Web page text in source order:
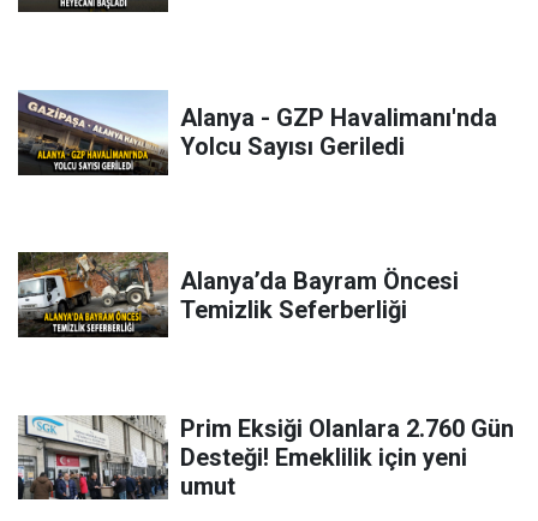
Alanya - GZP Havalimanı'nda
Yolcu Sayısı Geriledi
Alanya’da Bayram Öncesi
Temizlik Seferberliği
Prim Eksiği Olanlara 2.760 Gün
Desteği! Emeklilik için yeni
umut